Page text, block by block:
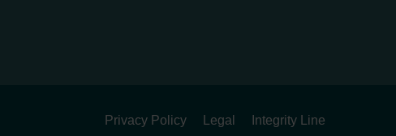
Privacy Policy Legal Integrity Line